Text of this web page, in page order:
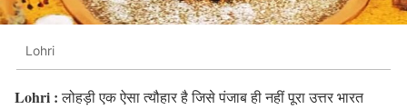
Lohri
Lohri :लोहड़ी एक ऐसा त्यौहार है जिसे पंजाब ही नहीं पूरा उत्तर भारत